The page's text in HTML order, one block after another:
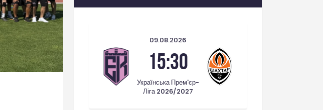
09.08.2026
15:30
Українська Прем'єр-
Ліга 2026/2027